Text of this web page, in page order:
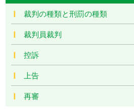
裁判の種類と刑罰の種類
裁判員裁判
控訴
上告
再審